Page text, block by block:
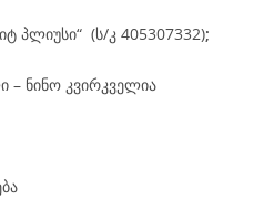
პლიუსი“ (ს/კ 405307332);
– ნინო კვირკველია